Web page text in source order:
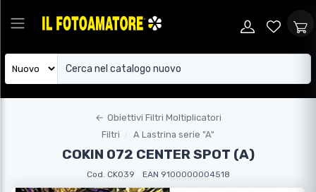
← Obiettivi Filtri Moltiplicatori
Filtri
A Lastrina serie "A"
COKIN 072 CENTER SPOT (A)
Cod. CK039 EAN 9100000004518